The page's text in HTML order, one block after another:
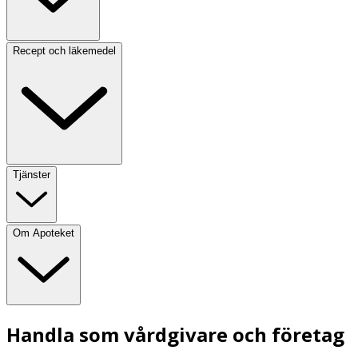
Recept och läkemedel
Tjänster
Om Apoteket
Handla som vårdgivare och företag